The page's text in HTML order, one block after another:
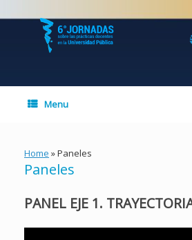
to
Menu
Home »Paneles
Paneles
PANEL EJE 1.